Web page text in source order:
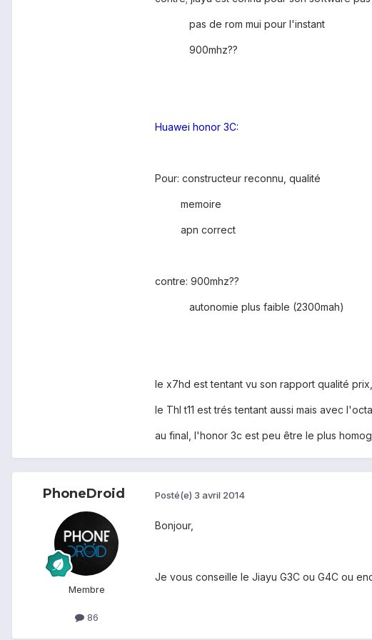
pas de rom mui pour l'instant
900mhz??
Huawei honor 3C:
Pour: constructeur reconnu, qualité
memoire
apn correct
contre: 900mhz??
autonomie plus faible (2300mah)
le x7hd est tentant vu son rapport qualité
le Thl t11 est trés tentant aussi mais avec
au final, l'honor 3c est peu être le plus
PhoneDroid
Membre
86
Posté(e) 3 avril 2014
Bonjour,
Je vous conseille le Jiayu G3C ou G4C ou